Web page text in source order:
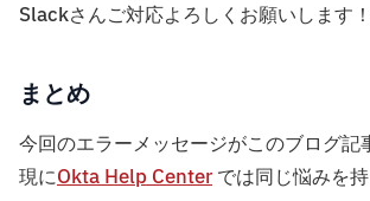
Slackさんご対応よろしくお願いします
まとめ
今回のエラーメッセージがこのブログ記
現にOkta Help Center では同じ悩みを